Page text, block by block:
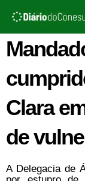
para
conteúdo
Clara
de
A Delegacia de